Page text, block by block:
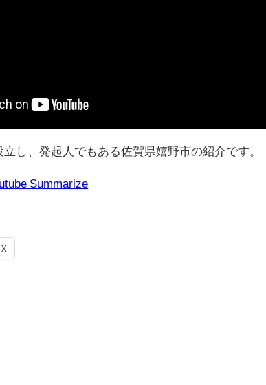
立し、発起人でもある佐賀県嬉野市の紹介です。
Summarize
X